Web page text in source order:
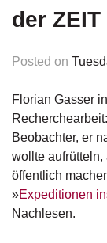
g
e
der ZEIT
Posted on
Florian Gasser
Beobachter, er
wollte
öffentlich
»Expeditionen
Nachlesen.